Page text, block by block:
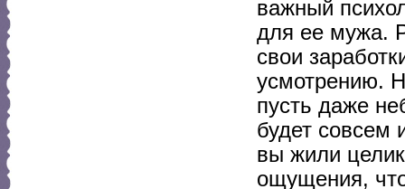
важный
для ее мужа.
свои
усмотрению.
пусть даже
будет совсем
вы жили
ощущения,